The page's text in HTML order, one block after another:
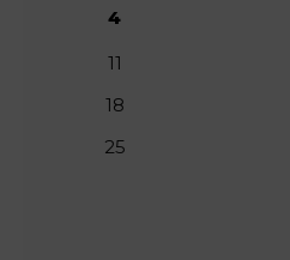
4
11
18
25